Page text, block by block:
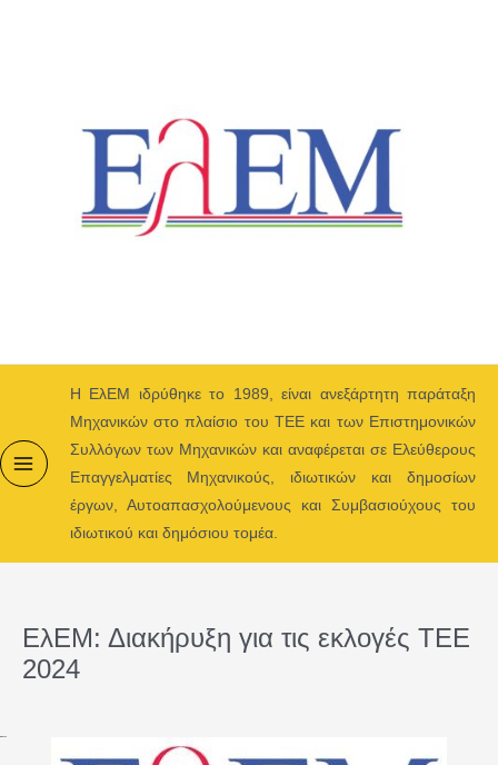
Main
Menu
H ΕλΕΜ ιδρύθηκε το 1989, είναι ανεξάρτητη παράταξη
Μηχανικών στο πλαίσιο του ΤΕΕ και των Επιστημονικών
Συλλόγων των Μηχανικών και αναφέρεται σε Ελεύθερους
Επαγγελματίες Μηχανικούς, ιδιωτικών και δημοσίων
έργων, Αυτοαπασχολούμενους και Συμβασιούχους του
ιδιωτικού και δημόσιου τομέα.
ΕλΕΜ: Διακήρυξη για τις εκλογές ΤΕΕ
2024